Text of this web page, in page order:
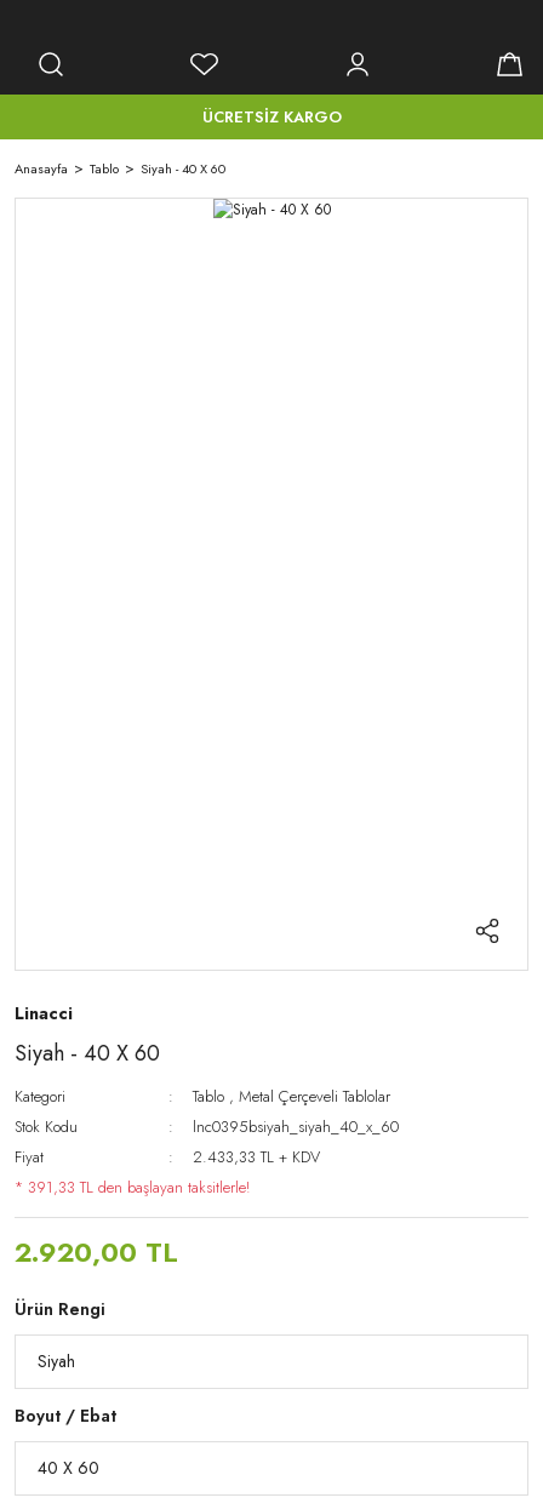
ÜCRETSİZ KARGO
Anasayfa Tablo Siyah - 40 X 60
Linacci
Siyah - 40 X 60
Kategori Tablo ,Metal Çerçeveli Tablolar
Stok Kodu
lnc0395bsiyah_siyah_40_x_60
Fiyat
2.433,33 TL + KDV
* 391,33 TL den başlayan taksitlerle!
2.920,00 TL
Ürün Rengi
Boyut / Ebat